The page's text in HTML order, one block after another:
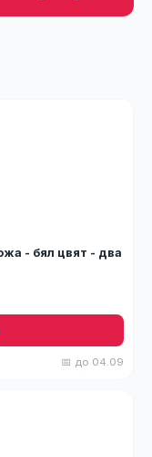
📅 до 04.09